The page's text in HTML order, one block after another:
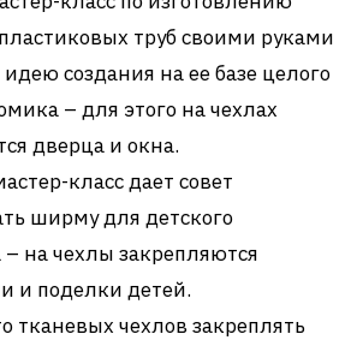
труб своими руками
создания на ее базе целого
– для этого на чехлах
дверца и окна.
класс дает совет
ширму для детского
– на чехлы закрепляются
и поделки детей.
тканевых чехлов закреплять